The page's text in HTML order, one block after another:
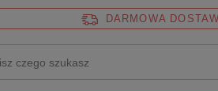
DARMOWA